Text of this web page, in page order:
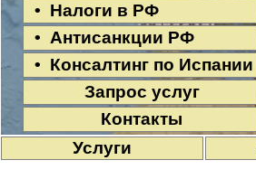
• Налоги в РФ
• Антисанкции РФ
• Консалтинг по Испании
Запрос услуг
Контакты
Услуги